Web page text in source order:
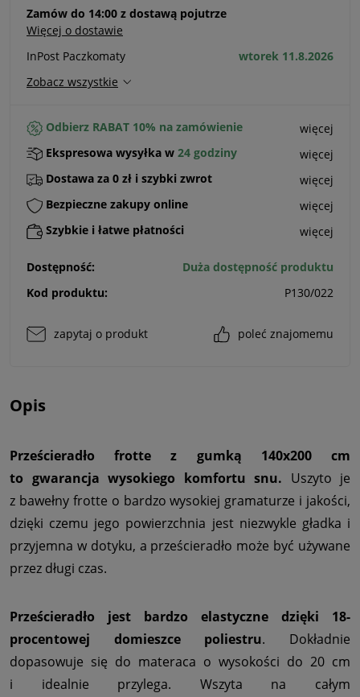
Zamów do 14:00 z dostawą pojutrze
Więcej o dostawie
InPost Paczkomaty
wtorek 11.8.2026
Zobacz wszystkie
Odbierz RABAT 10% na zamówienie
więcej
Ekspresowa wysyłka w 24 godziny
więcej
Dostawa za 0 zł i szybki zwrot
więcej
Bezpieczne zakupy online
więcej
Szybkie i łatwe płatności
więcej
Dostępność:
Duża dostępność produktu
Kod produktu:
P130/022
zapytaj o produkt poleć znajomemu
Opis
Prześcieradło frotte z gumką 140x200 cm
to gwarancja wysokiego komfortu snu. Uszyto je
z bawełny frotte o bardzo wysokiej gramaturze i jakości,
dzięki czemu jego powierzchnia jest niezwykle gładka i
przyjemna w dotyku, a prześcieradło może być używane
przez długi czas.
Prześcieradło jest bardzo elastyczne dzięki 18-
procentowej domieszce poliestru. Dokładnie
dopasowuje się do materaca o wysokości do 20 cm
i idealnie przylega. Wszyta na całym